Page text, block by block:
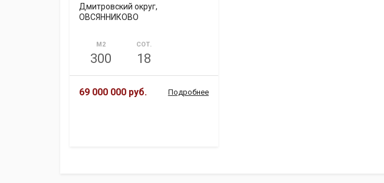
Дмитровский округ,
ОВСЯННИКОВО
М2
300
СОТ.
18
69 000 000 руб. Подробнее